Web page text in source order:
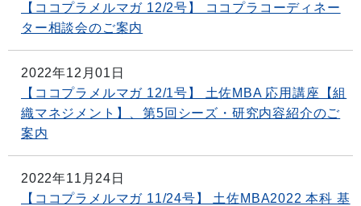
【ココプラメルマガ 12/2号】 ココプラコーディネー
ター相談会のご案内
2022年12月01日
【ココプラメルマガ 12/1号】 土佐MBA 応用講座【組
織マネジメント】、第5回シーズ・研究内容紹介のご
案内
2022年11月24日
【ココプラメルマガ 11/24号】 土佐MBA2022 本科 基